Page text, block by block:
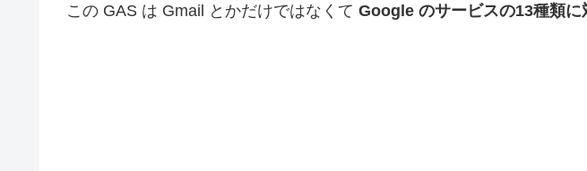
この GAS は Gmail とかだけではなくて Google のサービスの13種類に